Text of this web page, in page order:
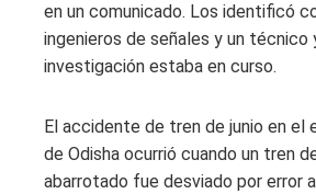
en un comunicado. Los identificó
ingenieros de señales y un técnico
investigación estaba en curso.
El accidente de tren de junio en el
de Odisha ocurrió cuando un tren
abarrotado fue desviado por error